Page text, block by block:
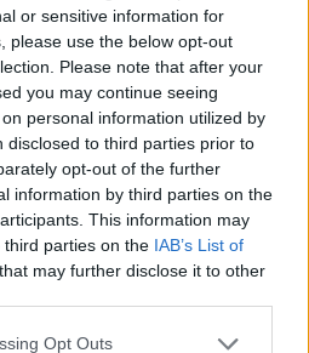
or sensitive information for
please use the below opt-out
Please note that after your
you may continue seeing
personal information utilized by
disclosed to third parties prior to
opt-out of the further
information by third parties on the
This information may
parties on the IAB’s List of
that may further disclose it to other
Opt Outs
igen kedvező meglepetés volt,
kértek segélyt, ezt az adatot
a munkaügyi hivatal.
hírarchívumához
előfizetéses
tartalmazza: